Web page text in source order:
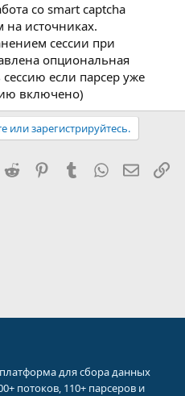
со smart captcha
на источниках.
сессии при
опциональная
если парсер уже
включено)
или зарегистрируйтесь.
Reddit PinterestTumblr WhatsApp
для сбора данных
потоков, 110+ парсеров и